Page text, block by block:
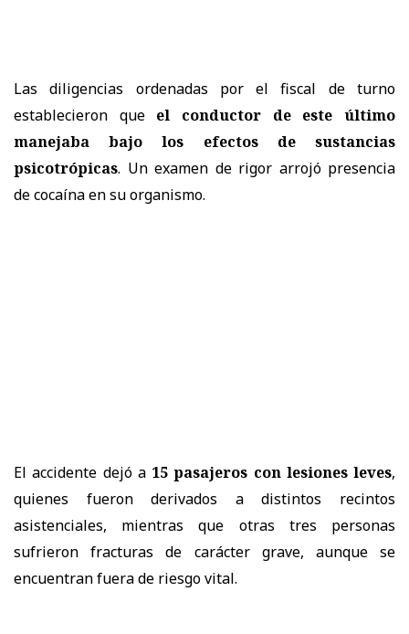
Las diligencias ordenadas por el fiscal de turno
establecieron que el conductor de este último
manejaba bajo los efectos de sustancias
psicotrópicas. Un examen de rigor arrojó presencia
de cocaína en su organismo.
El accidente dejó a15 pasajeros con lesiones leves,
quienes fueron derivados a distintos recintos
asistenciales, mientras que otras tres personas
sufrieron fracturas de carácter grave, aunque se
encuentran fuera de riesgo vital.